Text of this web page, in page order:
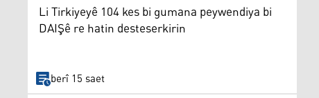
Li Tirkiyeyê 104 kes bi gumana peywendiya bi
DAIŞê re hatin desteserkirin
berî 15 saet